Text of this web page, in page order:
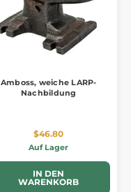
Amboss, weiche LARP-
Nachbildung
$46.80
Auf Lager
IN DEN
WARENKORB